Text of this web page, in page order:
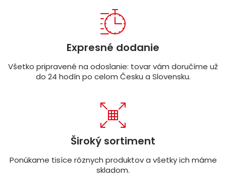
Expresné dodanie
Všetko pripravené na odoslanie: tovar vám doručíme už
do 24 hodín po celom Česku a Slovensku.
Široký sortiment
Ponúkame tisíce rôznych produktov a všetky ich máme
skladom.